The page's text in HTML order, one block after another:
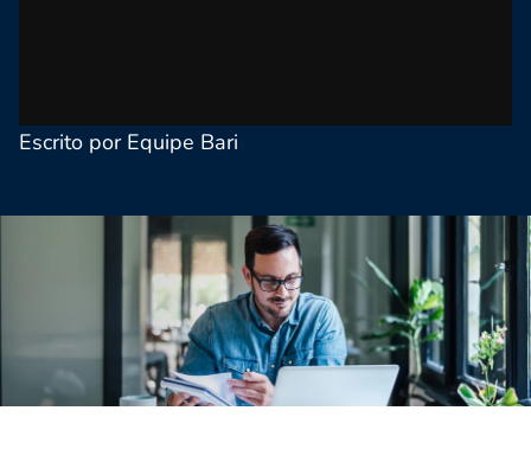
Escrito por Equipe Bari